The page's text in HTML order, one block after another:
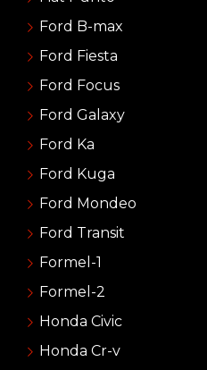
Ford B-max
Ford Fiesta
Ford Focus
Ford Galaxy
Ford Ka
Ford Kuga
Ford Mondeo
Ford Transit
Formel-1
Formel-2
Honda Civic
Honda Cr-v